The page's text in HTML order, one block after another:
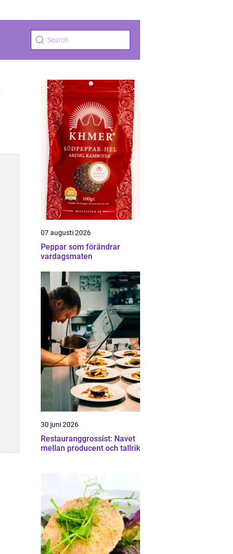
07 augusti 2026
Peppar som förändrar
vardagsmaten
30 juni 2026
Restauranggrossist: Navet
mellan producent och tallrik